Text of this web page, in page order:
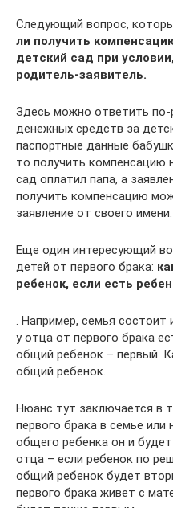
Следующий вопрос,
ли получить
детский сад при
родитель-заявитель.
Здесь можно ответить по-
денежных средств за
паспортные данные
то получить компенсацию
сад оплатил папа, а
получить компенсацию
заявление от своего имени.
Еще один интересующий
детей от первого брака:
ребенок, если есть
. Например, семья
у отца от первого брака
общий ребенок – первый.
общий ребенок.
Нюанс тут заключается в
первого брака в семье или
общего ребенка он и
отца – если ребенок по
общий ребенок будет
первого брака живет с